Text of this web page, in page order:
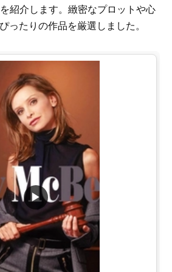
紹介します。緻密なプロットや心
ったりの作品を厳選しました。
▶